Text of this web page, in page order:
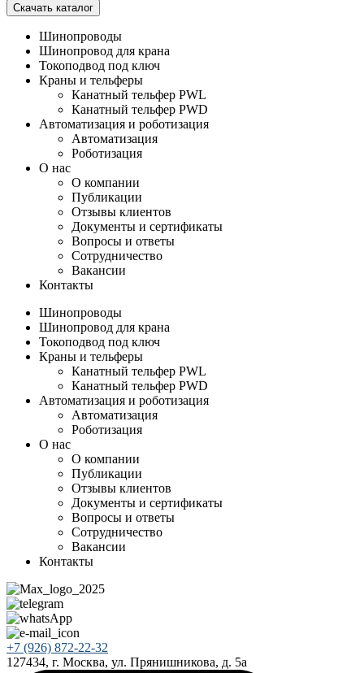
Скачать каталог
Шинопроводы
Шинопровод для крана
Токоподвод под ключ
Краны и тельферы
Канатный тельфер PWL
Канатный тельфер PWD
Автоматизация и роботизация
Автоматизация
Роботизация
О нас
О компании
Публикации
Отзывы клиентов
Документы и сертификаты
Вопросы и ответы
Сотрудничество
Вакансии
Контакты
Шинопроводы
Шинопровод для крана
Токоподвод под ключ
Краны и тельферы
Канатный тельфер PWL
Канатный тельфер PWD
Автоматизация и роботизация
Автоматизация
Роботизация
О нас
О компании
Публикации
Отзывы клиентов
Документы и сертификаты
Вопросы и ответы
Сотрудничество
Вакансии
Контакты
+7 (926) 872-22-32
127434, г. Москва, ул. Прянишникова, д. 5а